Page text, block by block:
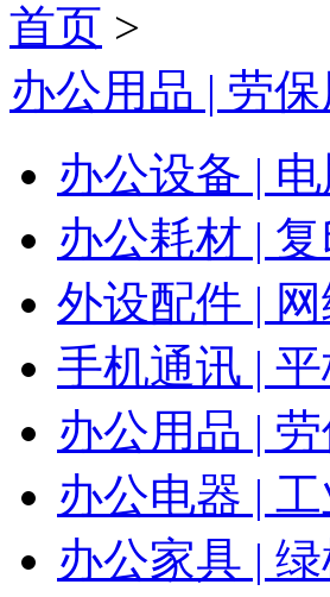
首页 >
办公用品 | 劳
办公设备 |
办公耗材 |
外设配件 |
手机通讯 |
办公用品 |
办公电器 |
办公家具 |